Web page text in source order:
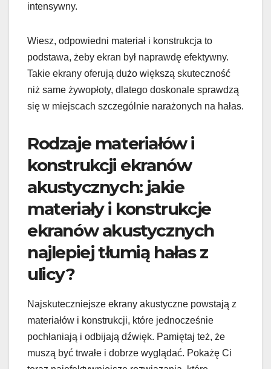
intensywny.
Wiesz, odpowiedni materiał i konstrukcja to
podstawa, żeby ekran był naprawdę efektywny.
Takie ekrany oferują dużo większą skuteczność
niż same żywopłoty, dlatego doskonale sprawdzą
się w miejscach szczególnie narażonych na hałas.
Rodzaje materiałów i
konstrukcji ekranów
akustycznych: jakie
materiały i konstrukcje
ekranów akustycznych
najlepiej tłumią hałas z
ulicy?
Najskuteczniejsze ekrany akustyczne powstają z
materiałów i konstrukcji, które jednocześnie
pochłaniają i odbijają dźwięk. Pamiętaj też, że
muszą być trwałe i dobrze wyglądać. Pokażę Ci